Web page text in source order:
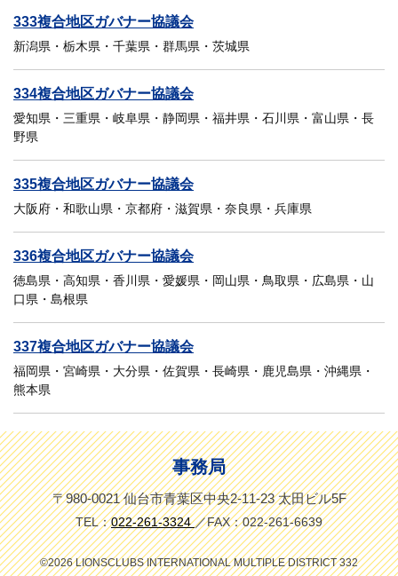
333複合地区ガバナー協議会
新潟県・栃木県・千葉県・群馬県・茨城県
334複合地区ガバナー協議会
愛知県・三重県・岐阜県・静岡県・福井県・石川県・富山県・長
野県
335複合地区ガバナー協議会
大阪府・和歌山県・京都府・滋賀県・奈良県・兵庫県
336複合地区ガバナー協議会
徳島県・高知県・香川県・愛媛県・岡山県・鳥取県・広島県・山
口県・島根県
337複合地区ガバナー協議会
福岡県・宮崎県・大分県・佐賀県・長崎県・鹿児島県・沖縄県・
熊本県
事務局
〒980-0021 仙台市青葉区中央2-11-23 太田ビル5F
TEL：022-261-3324／FAX：022-261-6639
©2026 LIONSCLUBS INTERNATIONAL MULTIPLE DISTRICT 332